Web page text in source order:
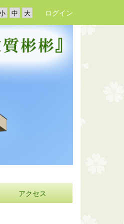
ログイン
アクセス